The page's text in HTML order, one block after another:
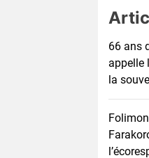
66 ans
appelle
la